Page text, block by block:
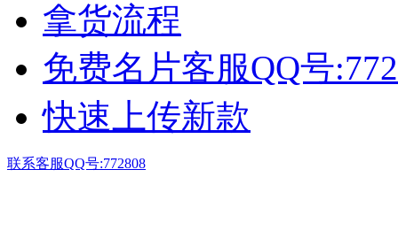
拿货流程
免费名片客服QQ号
快速上传新款
联系客服QQ号:772808